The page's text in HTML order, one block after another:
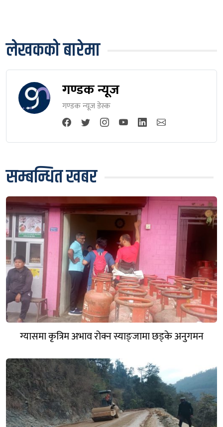
लेखकको बारेमा
गण्डक न्यूज
गण्डक न्यूज डेस्क
सम्बन्धित खबर
ग्यासमा कृत्रिम अभाव रोक्न स्याङ्जामा छड्के अनुगमन